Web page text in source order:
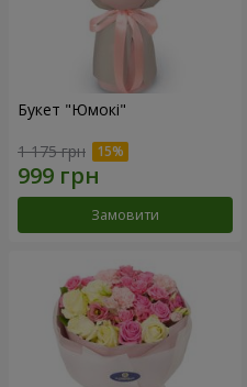
Букет "Юмокі"
1 175 грн
Замовити